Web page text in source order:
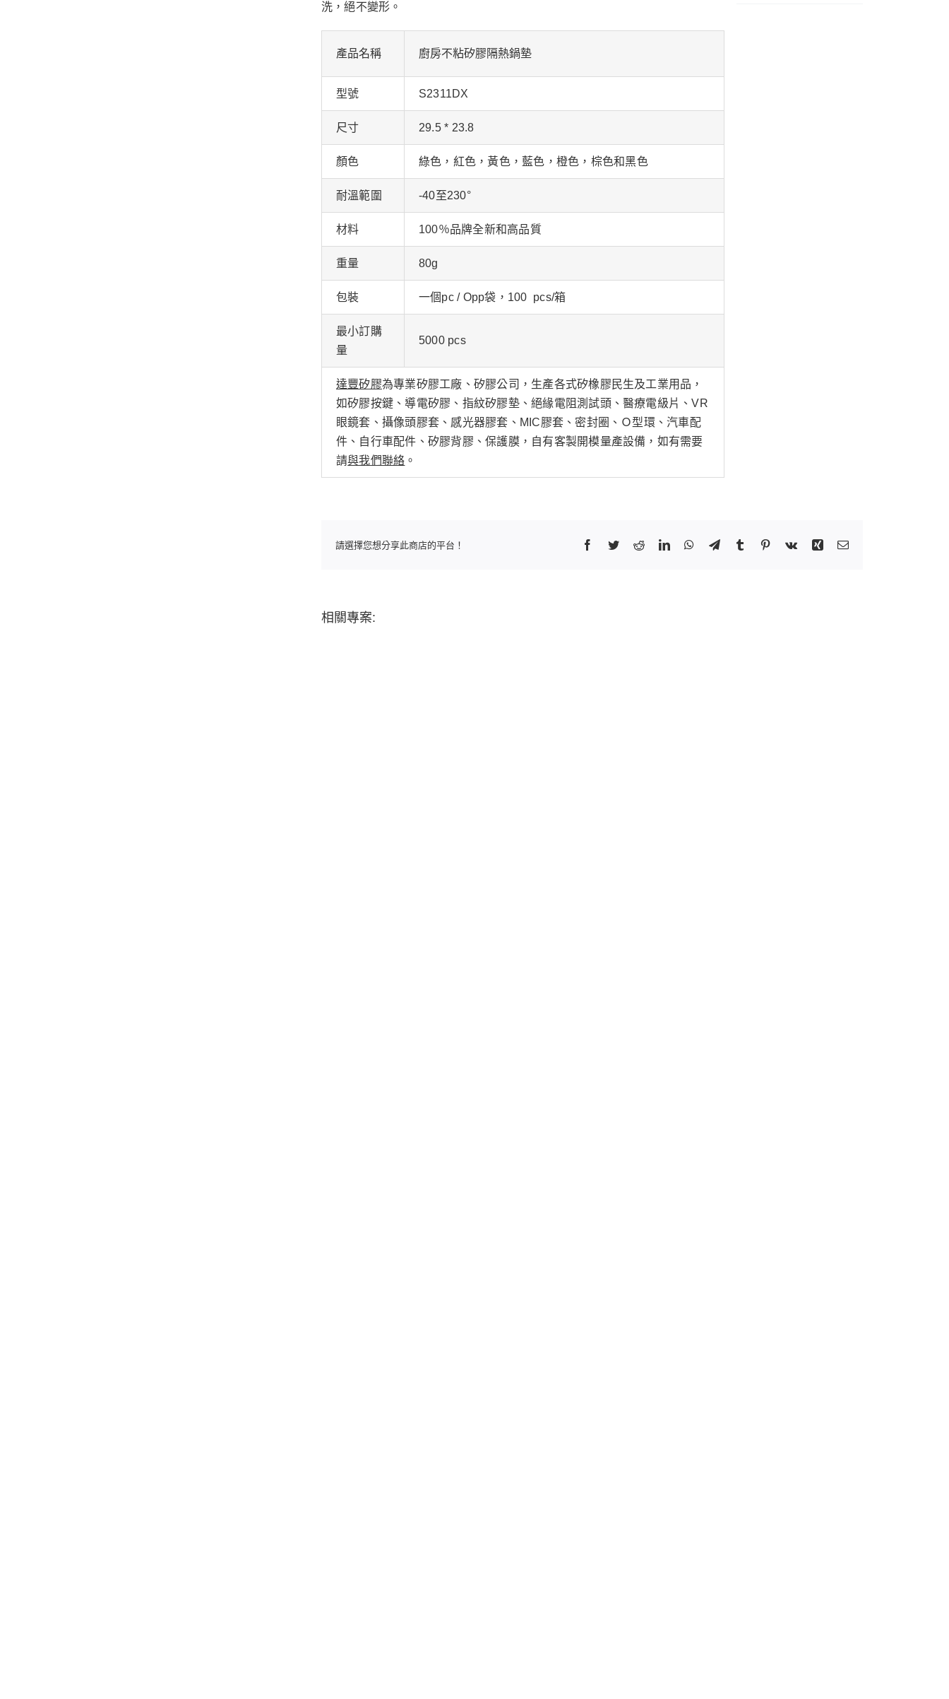
洗，絕不變形。
產品名稱 廚房不粘矽膠隔熱鍋墊
型號 S2311DX
尺寸 29.5 * 23.8
顏色 綠色，紅色，黃色，藍色，橙色，棕色和黑色
耐溫範圍 -40至230°
材料 100％品牌全新和高品質
重量 80g
包裝 一個pc / Opp袋，100 pcs/箱
最小訂購
量
5000 pcs
達豐矽膠為專業矽膠工廠、矽膠公司，生產各式矽橡膠民生及工業用品，
如矽膠按鍵、導電矽膠、指紋矽膠墊、絕緣電阻測試頭、醫療電級片、VR
眼鏡套、攝像頭膠套、感光器膠套、MIC膠套、密封圈、Ｏ型環、汽車配
件、自行車配件、矽膠背膠、保護膜，自有客製開模量產設備，如有需要
請與我們聯絡 。
請選擇您想分享此商店的平台！ Facebook
TwitterRedditLinkedInWhatsApp
TelegramTumblr Pinterest
Vk Xing Email:
相關專案: